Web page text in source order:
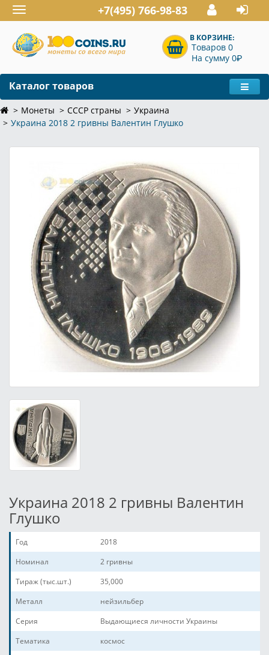
Toggle
navigation
+7(495) 766-98-83
В КОРЗИНЕ:
Товаров 0
На сумму 0P
Каталог товаров
Монеты СССР страны
Украина
Украина 2018 2 гривны Валентин Глушко
Украина 2018 2 гривны Валентин
Глушко
Год
2018
Номинал
2 гривны
Тираж (тыс.шт.)
35,000
Металл
нейзильбер
Серия
Выдающиеся личности Украины
Тематика
космос